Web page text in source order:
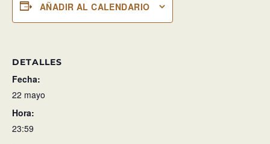
AÑADIR AL CALENDARIO
DETALLES
Fecha:
22 mayo
Hora:
23:59